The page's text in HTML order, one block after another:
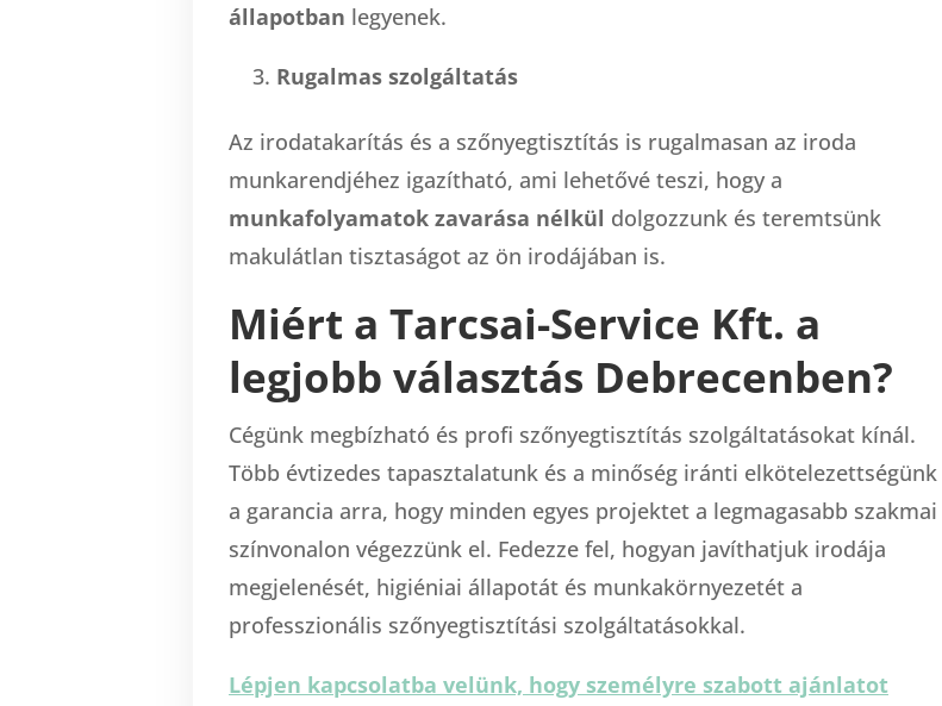
állapotban legyenek.
Rugalmas szolgáltatás
Az irodatakarítás és a szőnyegtisztítás is rugalmasan az iroda
munkarendjéhez igazítható, ami lehetővé teszi, hogy a
munkafolyamatok zavarása nélkül dolgozzunk és teremtsünk
makulátlan tisztaságot az ön irodájában is.
Miért a Tarcsai-Service Kft. a
legjobb választás Debrecenben?
Cégünk megbízható és profi szőnyegtisztítás szolgáltatásokat kínál.
Több évtizedes tapasztalatunk és a minőség iránti elkötelezettségünk
a garancia arra, hogy minden egyes projektet a legmagasabb szakmai
színvonalon végezzünk el. Fedezze fel, hogyan javíthatjuk irodája
megjelenését, higiéniai állapotát és munkakörnyezetét a
professzionális szőnyegtisztítási szolgáltatásokkal.
Lépjen kapcsolatba velünk, hogy személyre szabott ajánlatot